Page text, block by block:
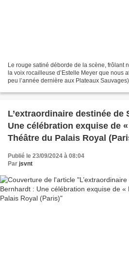
Le rouge satiné déborde de la scène, frôlant
la voix rocailleuse d’Estelle Meyer que nous
peu l’année dernière aux Plateaux
L’extraordinaire destinée de
Une célébration exquise de
Théâtre du Palais Royal
Publié le 23/09/2024 à 08:04
Par jsvnt